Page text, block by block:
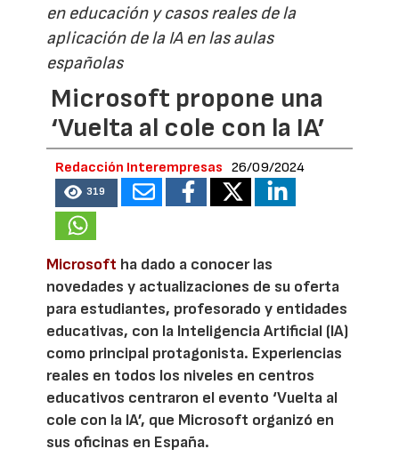
en educación y casos reales de la
aplicación de la IA en las aulas
españolas
Microsoft propone una
‘Vuelta al cole con la IA’
Redacción Interempresas 26/09/2024
319
Microsoft ha dado a conocer las
novedades y actualizaciones de su oferta
para estudiantes, profesorado y entidades
educativas, con la Inteligencia Artificial (IA)
como principal protagonista. Experiencias
reales en todos los niveles en centros
educativos centraron el evento ‘Vuelta al
cole con la IA’, que Microsoft organizó en
sus oficinas en España.